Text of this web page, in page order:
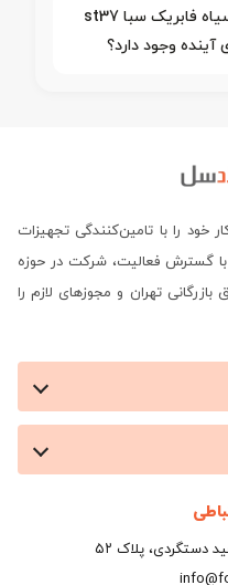
آیا احتمال کاهش قیمت ورق سیاه فابریک سبا st37
پترو سازه ساحل، در سال ۱۳۸۹ کار خود را با تامین‌کنندگی تجهیزات
با گسترش فعالیت، شرکت در حوزه
تهران و مجوزهای لازم را
دستگردی، پلاک ۵۲